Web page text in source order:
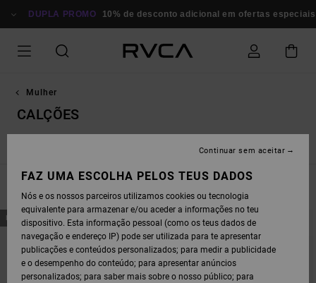
PARA
GRELHA
DUPLA PROMO 10% de desconto adicional em ofertas especiais
Mulher
CALÇÕES
Calções Leggings / Calças
AVANÇAR
PARA
PROCURAR
CRITÉRIOS
AVANÇAR
PARA
ORDENAR
NOVO PRODUTO
FAZ UMA ESCOLHA PELOS TEUS DADOS
Nós e os nossos parceiros utilizamos cookies ou tecnologia
equivalente para armazenar e/ou aceder a informações no teu
dispositivo. Esta informação pessoal (como os teus dados de
navegação e endereço IP) pode ser utilizada para te apresentar
publicações e conteúdos personalizados; para medir a publicidade
e o desempenho do conteúdo; para apresentar anúncios
personalizados; para saber mais sobre o nosso público; para
Continuar sem aceitar